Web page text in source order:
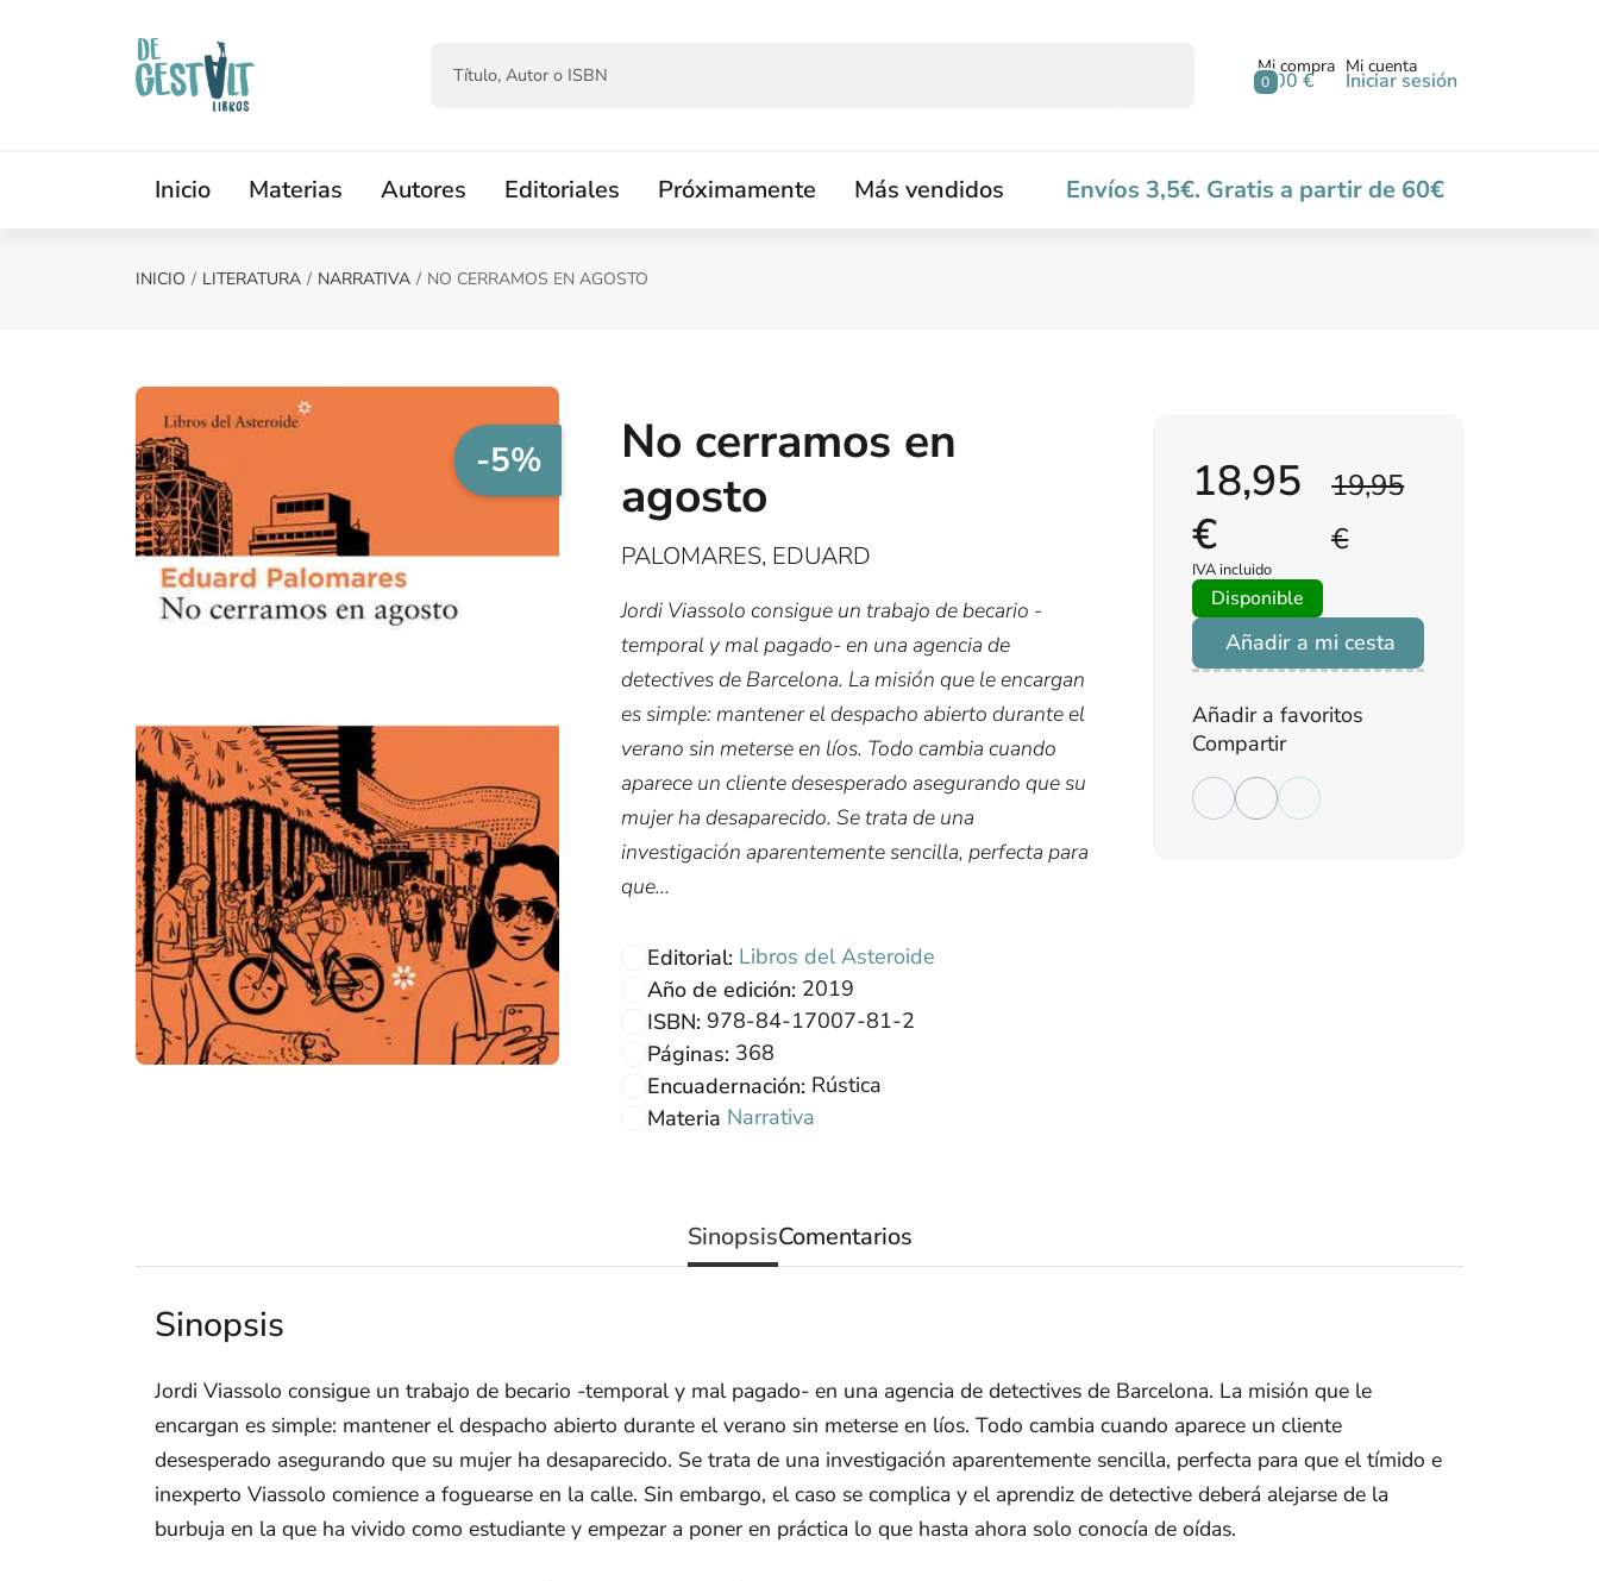
0
Mi compra
0,00 €
Mi cuenta
Iniciar sesión
Inicio Materias Autores Editoriales Próximamente Más vendidos Envíos 3,5€. Gratis a partir de 60€
INICIO LITERATURA NARRATIVA NO CERRAMOS EN AGOSTO
-5%
No cerramos en
agosto
PALOMARES, EDUARD
Jordi Viassolo consigue un trabajo de becario -
temporal y mal pagado- en una agencia de
detectives de Barcelona. La misión que le encargan
es simple: mantener el despacho abierto durante el
verano sin meterse en líos. Todo cambia cuando
aparece un cliente desesperado asegurando que su
mujer ha desaparecido. Se trata de una
investigación aparentemente sencilla, perfecta para
que...
Editorial: Libros del Asteroide
Año de edición: 2019
ISBN: 978-84-17007-81-2
Páginas: 368
Encuadernación: Rústica
Materia Narrativa
19,95
€
18,95
€
IVA incluido
Disponible
Añadir a mi cesta
Añadir a favoritos
Compartir
SinopsisComentarios
Sinopsis
Jordi Viassolo consigue un trabajo de becario -temporal y mal pagado- en una agencia de detectives de Barcelona. La misión que le
encargan es simple: mantener el despacho abierto durante el verano sin meterse en líos. Todo cambia cuando aparece un cliente
desesperado asegurando que su mujer ha desaparecido. Se trata de una investigación aparentemente sencilla, perfecta para que el tímido e
inexperto Viassolo comience a foguearse en la calle. Sin embargo, el caso se complica y el aprendiz de detective deberá alejarse de la
burbuja en la que ha vivido como estudiante y empezar a poner en práctica lo que hasta ahora solo conocía de oídas.